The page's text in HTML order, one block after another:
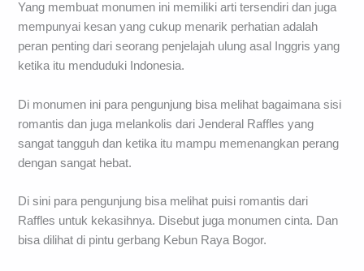
Yang membuat monumen ini memiliki arti tersendiri dan juga
mempunyai kesan yang cukup menarik perhatian adalah
peran penting dari seorang penjelajah ulung asal Inggris yang
ketika itu menduduki Indonesia.
Di monumen ini para pengunjung bisa melihat bagaimana sisi
romantis dan juga melankolis dari Jenderal Raffles yang
sangat tangguh dan ketika itu mampu memenangkan perang
dengan sangat hebat.
Di sini para pengunjung bisa melihat puisi romantis dari
Raffles untuk kekasihnya. Disebut juga monumen cinta. Dan
bisa dilihat di pintu gerbang Kebun Raya Bogor.